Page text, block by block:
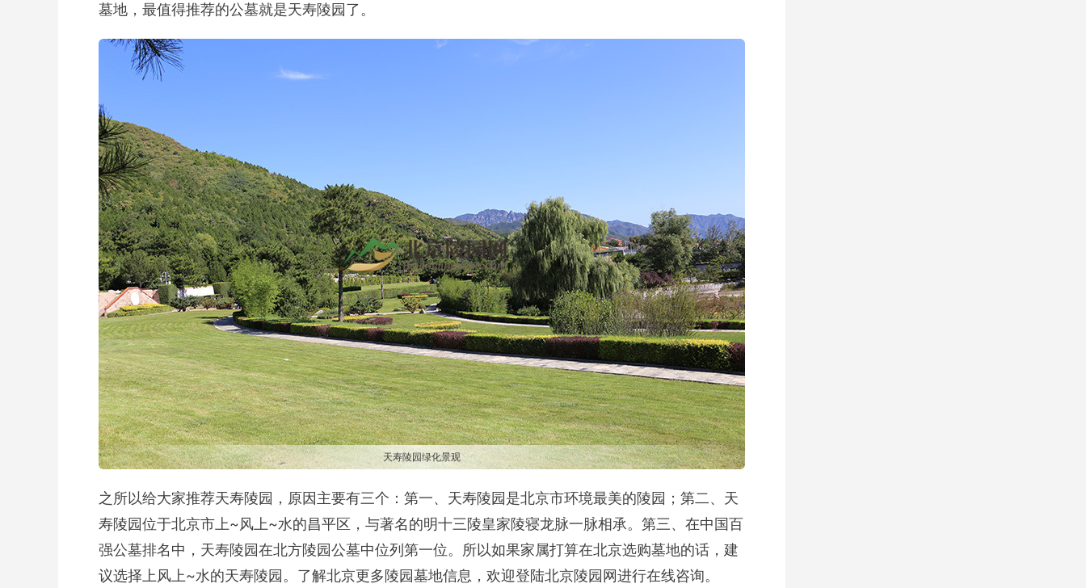
墓地，最值得推荐的公墓就是天寿陵园了。
天寿陵园绿化景观
之所以给大家推荐天寿陵园，原因主要有三个：第一、天寿陵园是北京市环境最美的陵园；第二、天
寿陵园位于北京市上~风上~水的昌平区，与著名的明十三陵皇家陵寝龙脉一脉相承。第三、在中国百
强公墓排名中，天寿陵园在北方陵园公墓中位列第一位。所以如果家属打算在北京选购墓地的话，建
议选择上风上~水的天寿陵园。了解北京更多陵园墓地信息，欢迎登陆北京陵园网进行在线咨询。